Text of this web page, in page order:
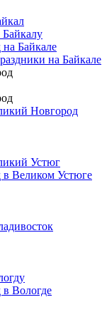
Байкале
на Байкале
Новгород
Устюг
Великом Устюге
Вологде